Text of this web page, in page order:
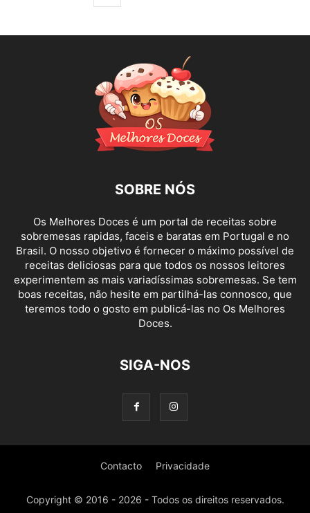
SOBRE NÓS
Os Melhores Doces é um portal de receitas sobre
sobremesas rapidas, faceis e baratas em Portugal e no
Brasil. O nosso objetivo é fornecer o máximo possível de
receitas deliciosas para que todos os nossos leitores
experimentem as mais variadíssimas sobremesas. Se tem
boas receitas, não hesite em partilhá-las connosco, que
teremos todo o gosto em publicá-las no Os Melhores
Doces.
SIGA-NOS
Contacto Privacidade
Copyright © 2016 - 2026 - Todos os direitos reservados.